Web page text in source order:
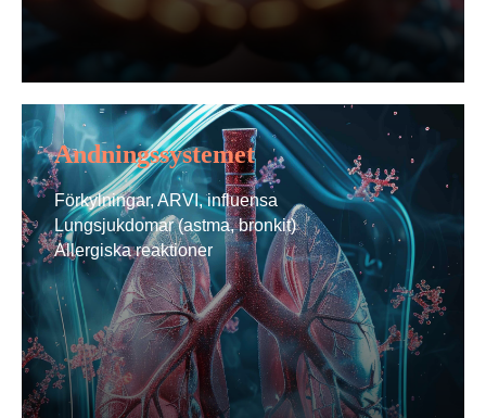
Andningssystemet
Förkylningar, ARVI, influensa
Lungsjukdomar (astma, bronkit)
Allergiska reaktioner